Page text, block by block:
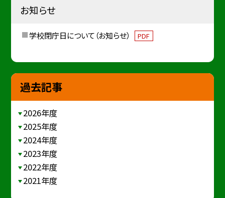
お知らせ
学校閉庁日について（お知らせ） PDF
過去記事
2026年度
2025年度
2024年度
2023年度
2022年度
2021年度